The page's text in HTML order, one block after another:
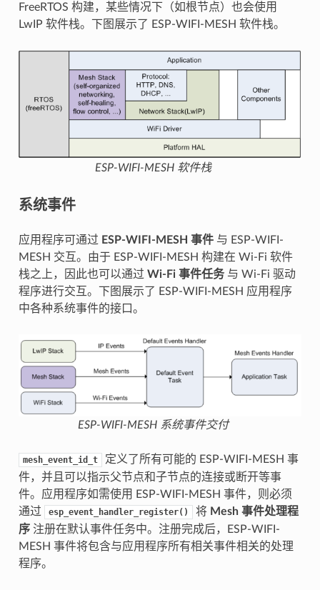
FreeRTOS 构建，某些情况下（如根节点）也会使用
LwIP 软件栈。下图展示了 ESP-WIFI-MESH 软件栈。
ESP-WIFI-MESH 软件栈
系统事件
应用程序可通过 ESP-WIFI-MESH 事件与 ESP-WIFI-
MESH 交互。由于 ESP-WIFI-MESH 构建在 Wi-Fi 软件
栈之上，因此也可以通过 Wi-Fi 事件任务与 Wi-Fi 驱动
程序进行交互。下图展示了 ESP-WIFI-MESH 应用程序
中各种系统事件的接口。
ESP-WIFI-MESH 系统事件交付
mesh_event_id_t
定义了所有可能的 ESP-WIFI-MESH 事
件，并且可以指示父节点和子节点的连接或断开等事
件。应用程序如需使用 ESP-WIFI-MESH 事件，则必须
通过
esp_event_handler_register() 将 Mesh 事件处理程
序注册在默认事件任务中。注册完成后，ESP-WIFI-
MESH 事件将包含与应用程序所有相关事件相关的处理
程序。